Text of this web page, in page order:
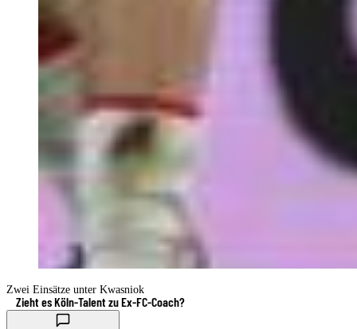
Zwei Einsätze unter Kwasniok
Zieht es Köln-Talent zu Ex-FC-Coach?